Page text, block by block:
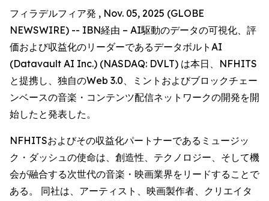
フィラデルフィア発 , Nov. 05, 2025 (GLOBE
NEWSWIRE) -- IBN経由 – AI駆動のデータの可視化、評
価および収益化のリーダーであるデータボルトAI
(Datavault AI Inc.) (NASDAQ: DVLT) は本日、NFHITS
と提携し、独自のWeb 3.0、ミントおよびブロックチェー
ンベースの音楽・コンテンツ配信ネットワークの開発を開
始したと発表した。
NFHITSおよびその収益化パートナーであるミュージッ
ク・ダッシュの使命は、創造性、テクノロジー、そして機
会が融合する次世代の音楽・映画業界をリードすることで
ある。 同社は、アーティスト、映画製作者、クリエイタ